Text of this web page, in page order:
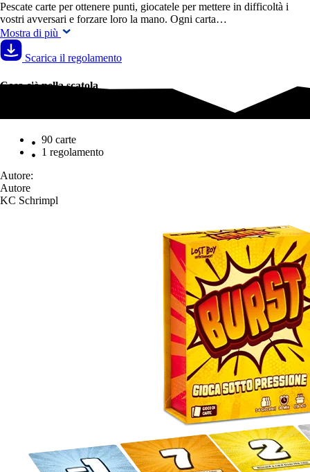
Pescate carte per ottenere punti, giocatele per mettere in difficoltà i
vostri avversari e forzare loro la mano. Ogni carta…
Mostra di più
Scarica il regolamento
Cosa c'è nella scatola
90 carte
1 regolamento
Autore:
Autore
KC Schrimpl